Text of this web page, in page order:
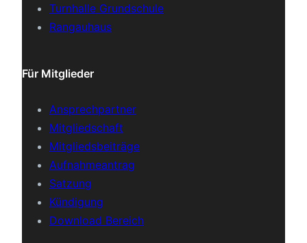
Turnhalle Grundschule
Rangauhaus
Für Mitglieder
Ansprechpartner
Mitgliedschaft
Mitgliedsbeiträge
Aufnahmeantrag
Satzung
Kündigung
Download Bereich